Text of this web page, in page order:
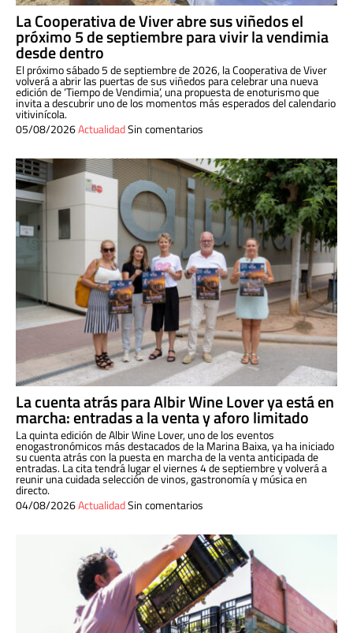
La Cooperativa de Viver abre sus viñedos el
próximo 5 de septiembre para vivir la vendimia
desde dentro
El próximo sábado 5 de septiembre de 2026, la Cooperativa de Viver
volverá a abrir las puertas de sus viñedos para celebrar una nueva
edición de ‘Tiempo de Vendimia’, una propuesta de enoturismo que
invita a descubrir uno de los momentos más esperados del calendario
vitivinícola.
05/08/2026ActualidadSin comentarios
La cuenta atrás para Albir Wine Lover ya está en
marcha: entradas a la venta y aforo limitado
La quinta edición de Albir Wine Lover, uno de los eventos
enogastronómicos más destacados de la Marina Baixa, ya ha iniciado
su cuenta atrás con la puesta en marcha de la venta anticipada de
entradas. La cita tendrá lugar el viernes 4 de septiembre y volverá a
reunir una cuidada selección de vinos, gastronomía y música en
directo.
04/08/2026ActualidadSin comentarios